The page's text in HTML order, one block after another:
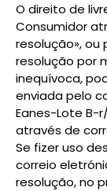
O direito de
Consumidor
resolução»,
resolução por
inequívoca,
enviada pelo
Eanes-Lote B-
através de
Se fizer uso
correio
resolução, no